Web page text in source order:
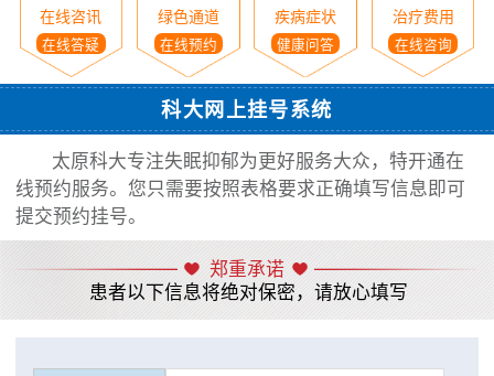
在线咨讯
在线答疑
绿色通道
在线预约
疾病症状
健康问答
治疗费用
在线咨询
科大网上挂号系统
太原科大专注失眠抑郁为更好服务大众，特开通在
线预约服务。您只需要按照表格要求正确填写信息即可
提交预约挂号。
郑重承诺
患者以下信息将绝对保密，请放心填写